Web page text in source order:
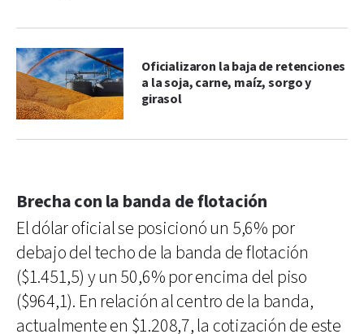
Oficializaron la baja de retenciones
a la soja, carne, maíz, sorgo y
girasol
Brecha con la banda de flotación
El dólar oficial se posicionó un 5,6% por
debajo del techo de la banda de flotación
($1.451,5) y un 50,6% por encima del piso
($964,1). En relación al centro de la banda,
actualmente en $1.208,7, la cotización de este